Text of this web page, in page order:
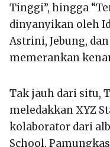
Tinggi”, hingga
dinyanyikan oleh
Astrini, Jebung,
memerankan
Tak jauh dari situ,
meledakkan XYZ
kolaborator dari
School,